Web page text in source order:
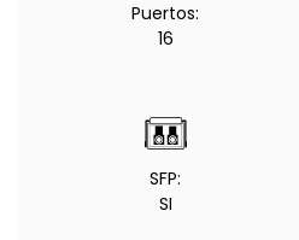
Puertos:
16
SFP:
SI